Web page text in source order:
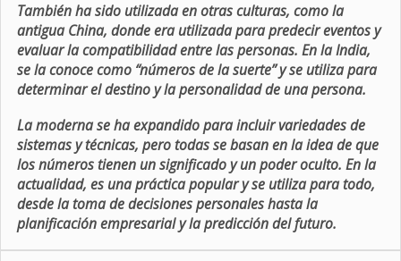
También ha sido utilizada en otras culturas, como la
antigua China, donde era utilizada para predecir eventos y
evaluar la compatibilidad entre las personas. En la India,
se la conoce como “números de la suerte” y se utiliza para
determinar el destino y la personalidad de una persona.
La moderna se ha expandido para incluir variedades de
sistemas y técnicas, pero todas se basan en la idea de que
los números tienen un significado y un poder oculto. En la
actualidad, es una práctica popular y se utiliza para todo,
desde la toma de decisiones personales hasta la
planificación empresarial y la predicción del futuro.